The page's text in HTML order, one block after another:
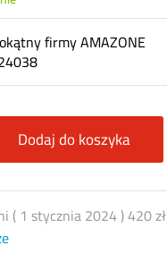
firmy AMAZONE
Dodaj do koszyka
( 1 stycznia 2024)420zł